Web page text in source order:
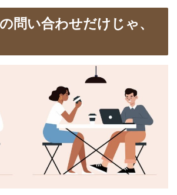
問い合わせだけじゃ、